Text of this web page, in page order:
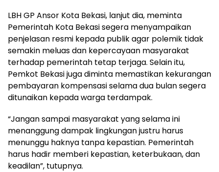
LBH GP Ansor Kota Bekasi, lanjut dia, meminta
Pemerintah Kota Bekasi segera menyampaikan
penjelasan resmi kepada publik agar polemik tidak
semakin meluas dan kepercayaan masyarakat
terhadap pemerintah tetap terjaga. Selain itu,
Pemkot Bekasi juga diminta memastikan kekurangan
pembayaran kompensasi selama dua bulan segera
ditunaikan kepada warga terdampak.
“Jangan sampai masyarakat yang selama ini
menanggung dampak lingkungan justru harus
menunggu haknya tanpa kepastian. Pemerintah
harus hadir memberi kepastian, keterbukaan, dan
keadilan”, tutupnya.